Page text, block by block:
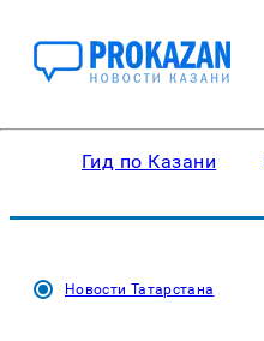
Гид по Казани
Новости Татарстана